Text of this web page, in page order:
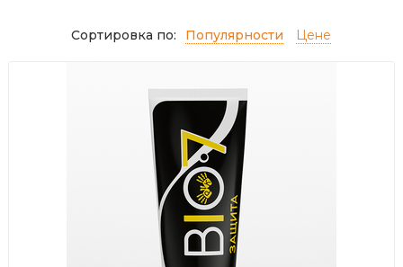
Сортировка по: Популярности Цене